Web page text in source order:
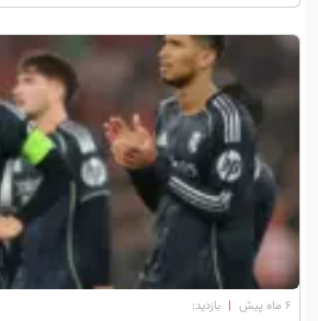
۶ ماه پیش | بازدید: